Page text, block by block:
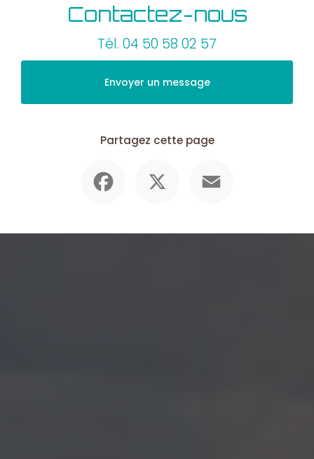
Contactez-nous
Tél. 04 50 58 02 57
Envoyer un message
Partagez cette page